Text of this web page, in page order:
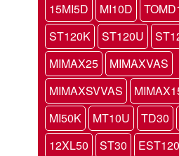
15MI5D
MI10D
ST120K
ST120U
MIMAX25
MIMAXVAS
MIMAXSVVAS
MI50K
MT10U TD30
12XL50
ST30
EST120